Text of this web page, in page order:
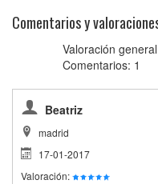
Comentarios y
Valoración
Comentarios: 1
Beatriz
madrid
17-01-2017
Valoración: